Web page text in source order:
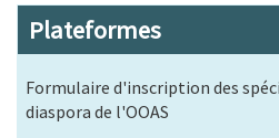
Plateformes
Formulaire d'inscription des
diaspora de l'OOAS